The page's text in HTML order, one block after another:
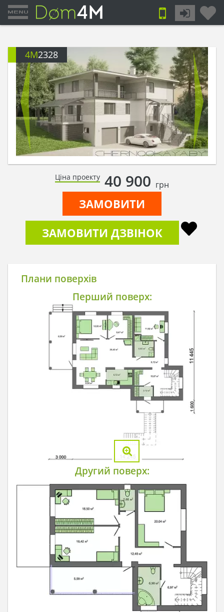
4M2328
Ціна проекту 40 900 грн
ЗАМОВИТИ
ЗАМОВИТИ ДЗВІНОК
Плани поверхів
Перший поверх:
Другий поверх: